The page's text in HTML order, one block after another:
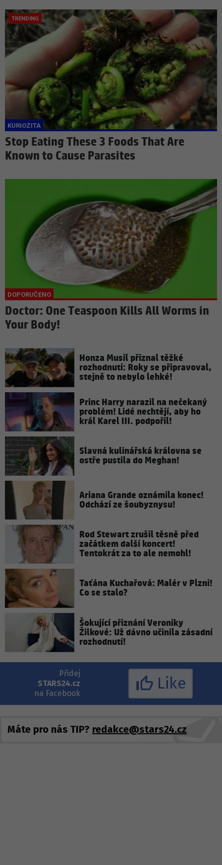
Stop Eating These 3 Foods That Are
Known to Cause Parasites
Doctor: One Teaspoon Kills All Worms in
Your Body!
Honza Musil přiznal těžké
rozhodnutí: Roky se připravoval,
stejně to nebylo lehké!
Princ Harry narazil na nečekaný
problém! Lidé nechtějí, aby ho
král Karel III. podpořil!
Slavná kulinářská královna se
ostře pustila do Meghan!
Ariana Grande oznámila konec!
Odchází ze šoubyznysu!
Rod Stewart zrušil těsně před
začátkem další koncert!
Tentokrát za to ale nemohl!
Taťána Kuchařová: Malér v Plzni!
Co se stalo?
Šokující přiznání Veroniky
Žilkové: Už dávno učinila zásadní
rozhodnutí!
Přidej
STARS24.cz
na Facebook
Like
Máte pro nás TIP? redakce@stars24.cz